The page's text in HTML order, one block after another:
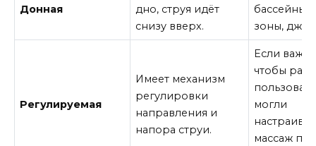
Донная
дно, струя идёт
снизу вверх.
бассейны,
зоны,
Регулируемая
Имеет механизм
регулировки
направления и
напора струи.
Если
чтобы
могли
массаж